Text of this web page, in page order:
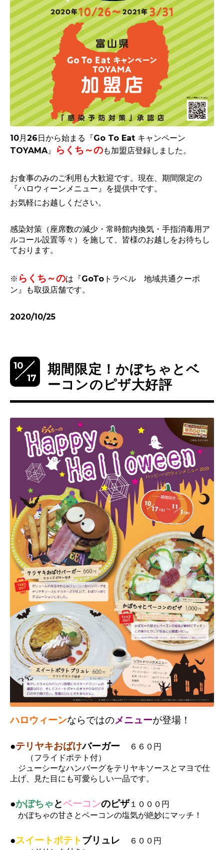
10月26日から始まる『Go To Eat キャンペーン
TOYAMA』
らくち～のも加盟店登録しました。
お食事のみのご利用も大歓迎です。現在、期間限定の
『ハロウィーンメニュー』を提供中です。
お気軽にお越しください。
感染対策（座席数の減少・ 常時館内換気・ 手指消毒用ア
ルコール設置等々）
を施して、皆様のお越しをお待ちし
ております。
※ らくち～のは『GoToトラベル 地域共通クーポ
ン』も取扱店舗です。
2020/10/25
10
17
期間限定！かぼちゃとベ
ーコンのピザ大好評
ハロウィーンならではのメニューが登場！
●テリヤキおばけバーガー
６６０円
（フライドポテト付）
ジューシーなハンバーグをテリヤキソースとマヨで仕
上げ、見た目にも可愛らしい一品です。
●かぼちゃとベーコンのピザ １０００円
かぼちゃの甘さとベーコンの塩気が絶妙にマッチ！
●スイートポテトブリュレ
６００円